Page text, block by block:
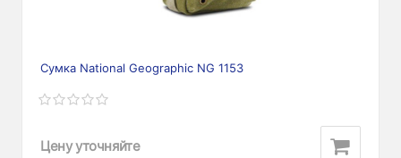
Сумка National Geographic NG 1153
Цену уточняйте